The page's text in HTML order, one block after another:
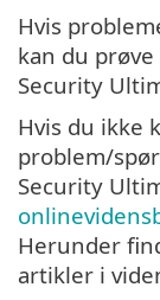
Hvis
kan du
Security
Hvis du ikke
problem/
Security
Herunder
artikler i